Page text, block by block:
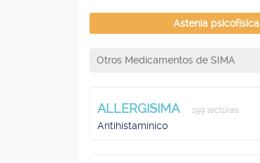
Astenia psicofísica
Otros Medicamentos de SIMA
ALLERGISIMA 199 lecturas
Antihistamínico